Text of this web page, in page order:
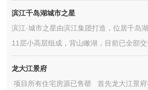
滨江千岛湖城市之星
滨江·城市之星由滨江集团打造，位居千岛
11层小高层组成，背山瞰湖，目前已全部交
龙大江景府
项目所有住宅房源已售罄 首先龙大江景府